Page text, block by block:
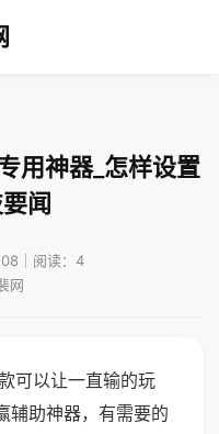
用神器_怎样设置
闻
｜阅读：4
网
可以让一直输的玩
辅助神器，有需要的